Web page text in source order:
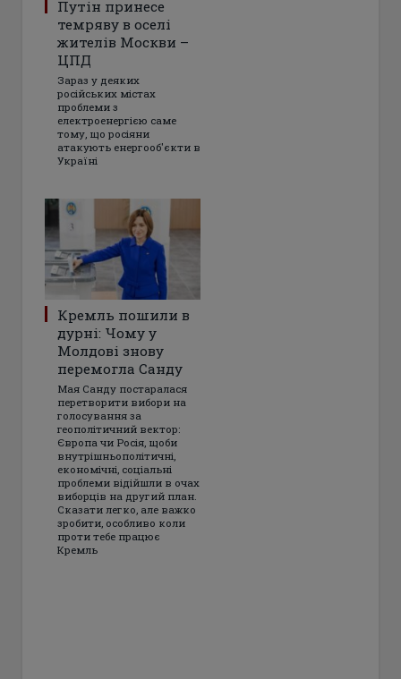
Путін принесе
темряву в оселі
жителів Москви –
ЦПД
Зараз у деяких
російських містах
проблеми з
електроенергією саме
тому, що росіяни
атакують енергооб'єкти в
Україні
Кремль пошили в
дурні: Чому у
Молдові знову
перемогла Санду
Мая Санду постаралася
перетворити вибори на
голосування за
геополітичний вектор:
Європа чи Росія, щоби
внутрішньополітичні,
економічні, соціальні
проблеми відійшли в очах
виборців на другий план.
Сказати легко, але важко
зробити, особливо коли
проти тебе працює
Кремль